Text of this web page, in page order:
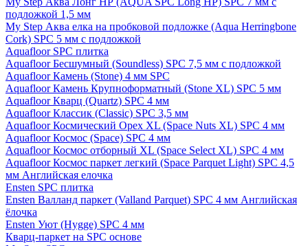
подложкой 1,5 мм
My Step Аква елка на пробковой подложке (Aqua Herringbone
Cork) SPC 5 мм с подложкой
Aquafloor SPC плитка
Aquafloor Бесшумный (Soundless) SPC 7,5 мм с подложкой
Aquafloor Камень (Stone) 4 мм SPC
Aquafloor Камень Крупноформатный (Stone XL) SPC 5 мм
Aquafloor Кварц (Quartz) SPC 4 мм
Aquafloor Классик (Classic) SPC 3,5 мм
Aquafloor Космический Орех XL (Space Nuts XL) SPC 4 мм
Aquafloor Космос (Space) SPC 4 мм
Aquafloor Космос отборный XL (Space Select XL) SPC 4 мм
Aquafloor Космос паркет легкий (Space Parquet Light) SPC 4,5
мм Английская елочка
Ensten SPC плитка
Ensten Валланд паркет (Valland Parquet) SPC 4 мм Английская
ёлочка
Ensten Уют (Hygge) SPC 4 мм
Кварц-паркет на SPC основе